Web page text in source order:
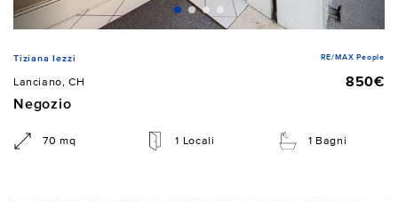
Tiziana Iezzi RE/MAX People
Lanciano, CH
850€
Negozio
70 mq 1 Locali 1 Bagni